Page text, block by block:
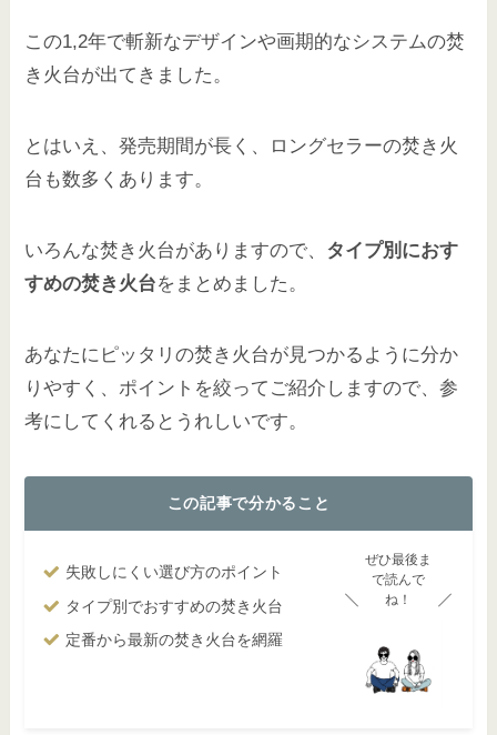
この1,2年で斬新なデザインや画期的なシステムの焚
き火台が出てきました。
とはいえ、発売期間が長く、ロングセラーの焚き火
台も数多くあります。
いろんな焚き火台がありますので、 タイプ別におす
すめの焚き火台をまとめました。
あなたにピッタリの焚き火台が見つかるように分か
りやすく、ポイントを絞ってご紹介しますので、参
考にしてくれるとうれしいです。
この記事で分かること
失敗しにくい選び方のポイント
タイプ別でおすすめの焚き火台
定番から最新の焚き火台を網羅
ぜひ最後ま
で読んで
ね！